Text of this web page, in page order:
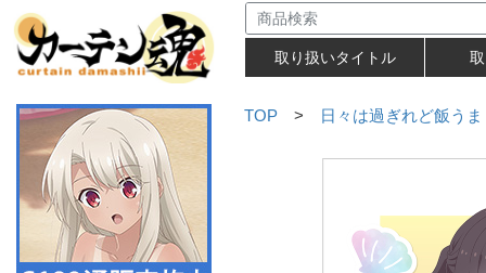
取り扱いタイトル
TOP > 日々は過ぎれど飯うま